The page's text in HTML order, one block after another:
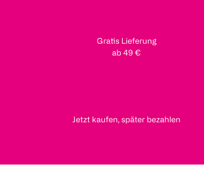
Gratis Lieferung
ab 49 €
Jetzt kaufen, später bezahlen